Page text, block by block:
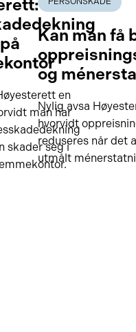
ikke
en
man har
skader seg i
Kan man få
og
Nylig avsa
hvorvidt
reduseres når det
utmålt